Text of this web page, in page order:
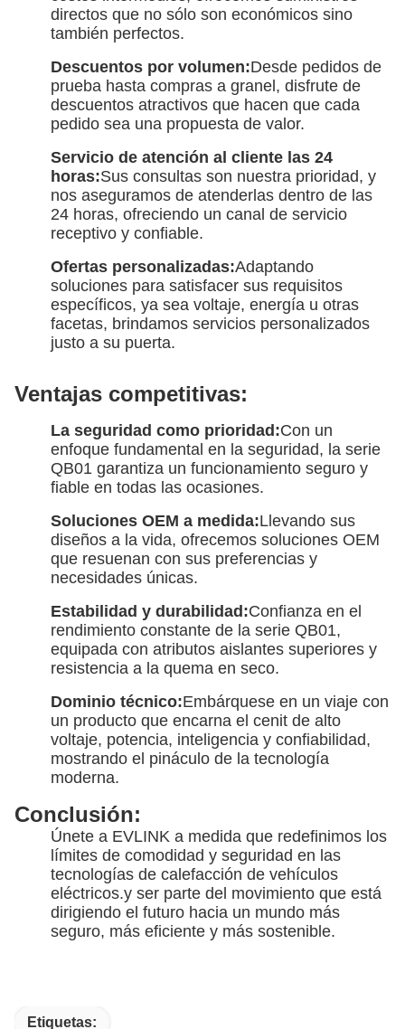
directos que no sólo son económicos sino
también perfectos.
Descuentos por volumen:Desde pedidos de
prueba hasta compras a granel, disfrute de
descuentos atractivos que hacen que cada
pedido sea una propuesta de valor.
Servicio de atención al cliente las 24
horas:Sus consultas son nuestra prioridad, y
nos aseguramos de atenderlas dentro de las
24 horas, ofreciendo un canal de servicio
receptivo y confiable.
Ofertas personalizadas:Adaptando
soluciones para satisfacer sus requisitos
específicos, ya sea voltaje, energía u otras
facetas, brindamos servicios personalizados
justo a su puerta.
Ventajas competitivas:
La seguridad como prioridad:Con un
enfoque fundamental en la seguridad, la serie
QB01 garantiza un funcionamiento seguro y
fiable en todas las ocasiones.
Soluciones OEM a medida:Llevando sus
diseños a la vida, ofrecemos soluciones OEM
que resuenan con sus preferencias y
necesidades únicas.
Estabilidad y durabilidad:Confianza en el
rendimiento constante de la serie QB01,
equipada con atributos aislantes superiores y
resistencia a la quema en seco.
Dominio técnico:Embárquese en un viaje con
un producto que encarna el cenit de alto
voltaje, potencia, inteligencia y confiabilidad,
mostrando el pináculo de la tecnología
moderna.
Conclusión:
Únete a EVLINK a medida que redefinimos los
límites de comodidad y seguridad en las
tecnologías de calefacción de vehículos
eléctricos.y ser parte del movimiento que está
dirigiendo el futuro hacia un mundo más
seguro, más eficiente y más sostenible.
Etiquetas: